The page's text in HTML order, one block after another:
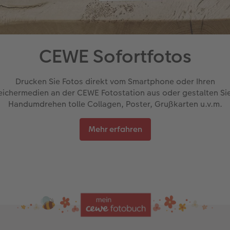
CEWE Sofortfotos
Drucken Sie Fotos direkt vom Smartphone oder Ihren
an der CEWE Fotostation aus oder gestalten
Handumdrehen tolle Collagen, Poster, Grußkarten u.v.m.
Mehr erfahren